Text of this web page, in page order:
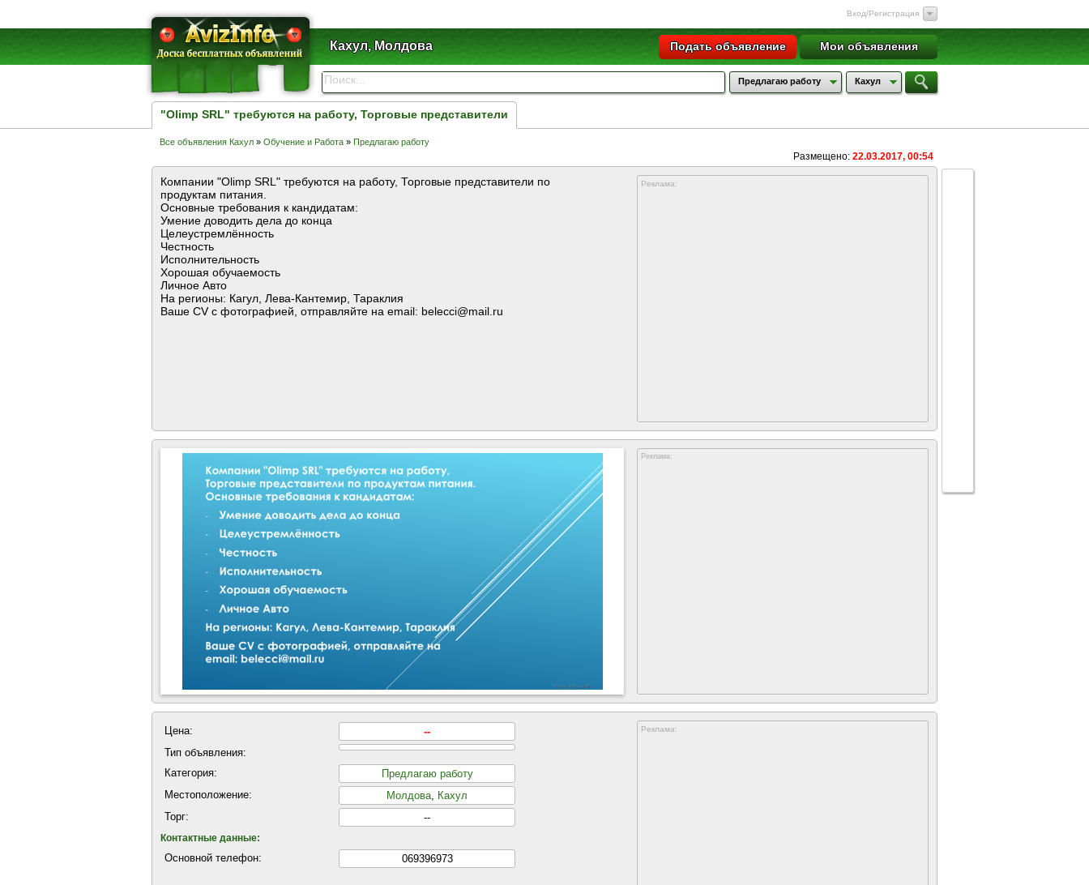
Вход/Регистрация
Кахул, Молдова Мои объявления
Подать объявление
Предлагаю работу Кахул
"Olimp SRL" требуются на работу, Торговые представители
Все объявления Кахул » Обучение и Работа » Предлагаю работу
Размещено: 22.03.2017, 00:54
Реклама:
Компании "Olimp SRL" требуются на работу, Торговые представители по
продуктам питания.
Основные требования к кандидатам:
Умение доводить дела до конца
Целеустремлённость
Честность
Исполнительность
Хорошая обучаемость
Личное Авто
На регионы: Кагул, Лева-Кантемир, Тараклия
Ваше CV с фотографией, отправляйте на email: belecci@mail.ru
Реклама:
Цена:
--
Тип объявления:
Категория:
Предлагаю работу
Местоположение:
Молдова, Кахул
Торг:
--
Контактные данные:
Основной телефон: 069396973
Реклама: